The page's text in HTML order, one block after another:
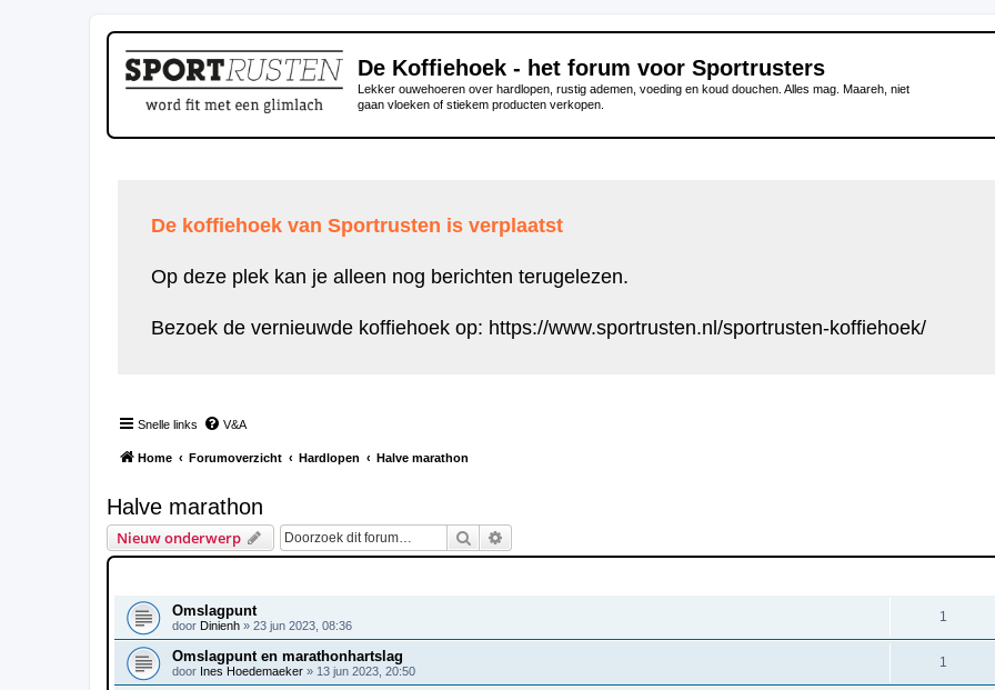
De Koffiehoek - het forum voor Sportrusters
Lekker ouwehoeren over hardlopen, rustig ademen, voeding en koud douchen. Alles mag. Maareh, niet
gaan vloeken of stiekem producten verkopen.
De koffiehoek van Sportrusten is verplaatst
Op deze plek kan je alleen nog berichten terugelezen.
Bezoek de vernieuwde koffiehoek op: https://www.sportrusten.nl/sportrusten-koffiehoek/
Snelle links V&A
Home Forumoverzicht Hardlopen Halve marathon
Halve marathon
Nieuw onderwerp Zoek
Omslagpunt
door Dinienh » 23 jun 2023, 08:36
1
Omslagpunt en marathonhartslag
door Ines Hoedemaeker » 13 jun 2023, 20:50
1